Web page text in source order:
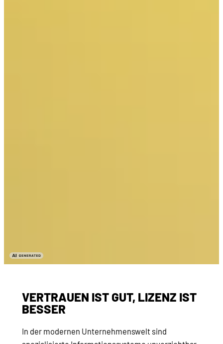
VERTRAUEN IST GUT, LIZENZ IST
BESSER
In der modernen Unternehmenswelt sind